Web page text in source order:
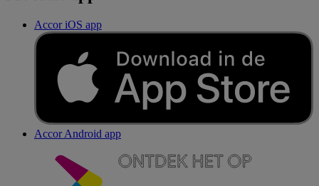
Accor iOS app
Accor Android app